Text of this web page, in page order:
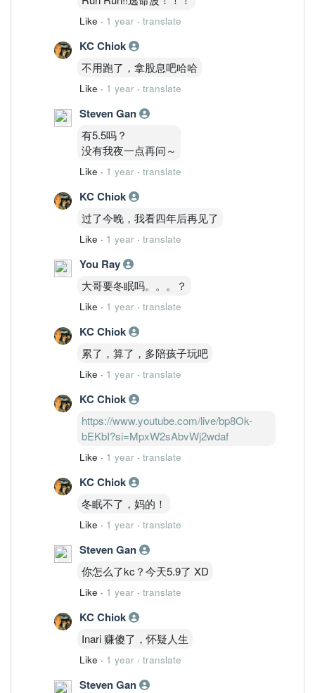
Like · 1 year · translate
KC Chiok
不用跑了，拿股息吧哈哈
Like · 1 year · translate
Steven Gan
有5.5吗？
没有我夜一点再问～
Like · 1 year · translate
KC Chiok
过了今晚，我看四年后再见了
Like · 1 year · translate
You Ray
大哥要冬眠吗。。。？
Like · 1 year · translate
KC Chiok
累了，算了，多陪孩子玩吧
Like · 1 year · translate
KC Chiok
https://www.youtube.com/live/bp8Ok-
bEKbI?si=MpxW2sAbvWj2wdaf
Like · 1 year · translate
KC Chiok
冬眠不了，妈的！
Like · 1 year · translate
Steven Gan
你怎么了kc？今天5.9了 XD
Like · 1 year · translate
KC Chiok
Inari 赚傻了，怀疑人生
Like · 1 year · translate
Steven Gan